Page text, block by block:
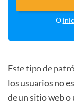
O
Este tipo de
los usuarios no
de un sitio web o